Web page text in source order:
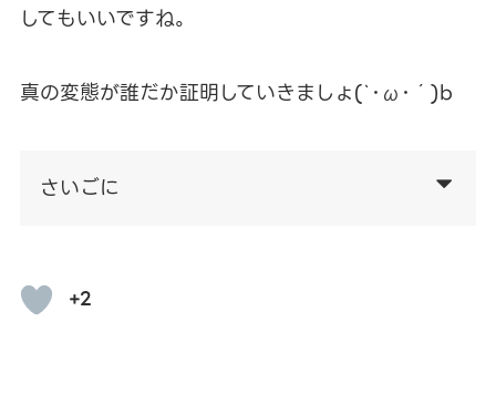
してもいいですね。
真の変態が誰だか証明していきましょ(`･ω･´)b
さいごに
+2